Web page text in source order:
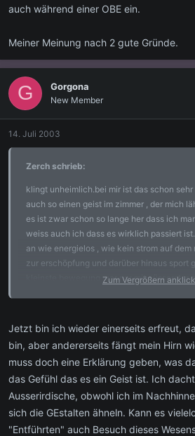
auch während einer OBE ein.
Meiner Meinung nach 2 gute Gründe.
G Gorgona
New Member
14. Juli 2003
Zerch schrieb:
klingt unheimlich.bei mir ist das schon
auch so einen geist im zimmer , der mich
es ist zwar schon so lange her dass ich
weiss auch ich dass es wirklich passiert
an wie energielos , wie kein strom auf dem
zur erschöpfung und darüber hinaus sport
kleinste bewegung war nur mit aüsserster
hockte und mich anstarrte.ich konnte wie
zwar keine augen an dem wesen
wie fixiert , ausgeliefert, und es
berühren zu müssen.
Zum Vergrößern
Jetzt bin ich wieder einerseits erfreut,
bin, aber andererseits fängt mein Hirn
muss doch eine Erklärung geben, was
das Gefühl das es ein Geist ist. Ich
Ausserirdische, obwohl ich im
sich die GEstalten ähneln. Kann es
"Entführten" auch Besuch dieses